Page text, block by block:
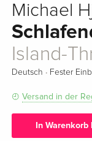
Michael
Island-
Deutsch · Fester
Versand in der
In Warenkorb